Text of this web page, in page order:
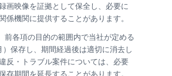
画映像を証拠として保全し、必要に
係機関に提供することがあります。
各項の目的の範囲内で当社が定める
保存し、期間経過後は適切に消去し
反・トラブル案件については、必要
存期間を延長することがあります。